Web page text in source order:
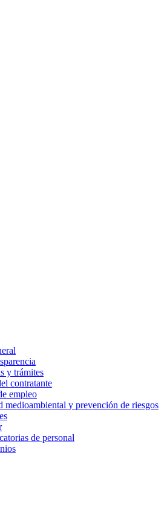
y trámites
contratante
empleo
medioambiental y prevención de riesgos
de personal